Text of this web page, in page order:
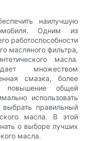
наилучшую
Одним из
работоспособности
масляного фильтра,
масла.
множеством
смазка, более
повышение общей
использовать
правильный
масла. В этой
о выборе лучших
масла.